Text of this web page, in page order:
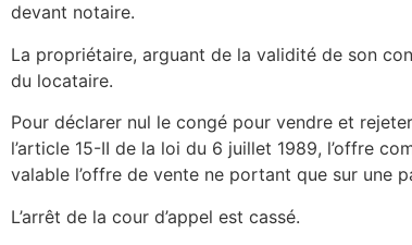
devant notaire.
La propriétaire, arguant de la validité de son
du locataire.
Pour déclarer nul le congé pour vendre et
l’article 15-II de la loi du 6 juillet 1989, l’offre
valable l’offre de vente ne portant que sur une
L’arrêt de la cour d’appel est cassé.